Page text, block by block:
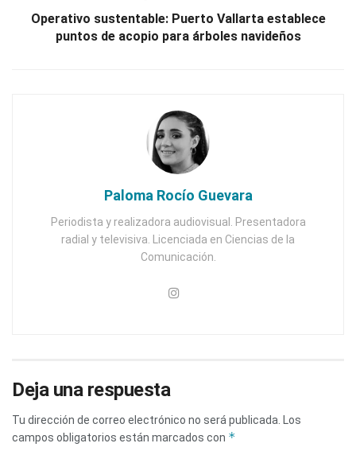
Operativo sustentable: Puerto Vallarta establece
puntos de acopio para árboles navideños
Paloma Rocío Guevara
Periodista y realizadora audiovisual. Presentadora
radial y televisiva. Licenciada en Ciencias de la
Comunicación.
Deja una respuesta
Tu dirección de correo electrónico no será publicada.
Los
campos obligatorios están marcados con *